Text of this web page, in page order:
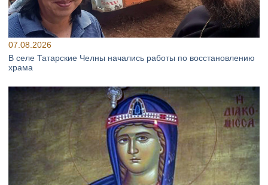
07.08.2026
В селе Татарские Челны начались работы по восстановлению
храма